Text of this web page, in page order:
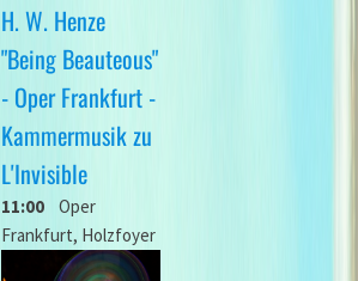
H. W. Henze
"Being Beauteous"
- Oper Frankfurt -
Kammermusik zu
L'Invisible
11:00
Oper
Frankfurt, Holzfoyer